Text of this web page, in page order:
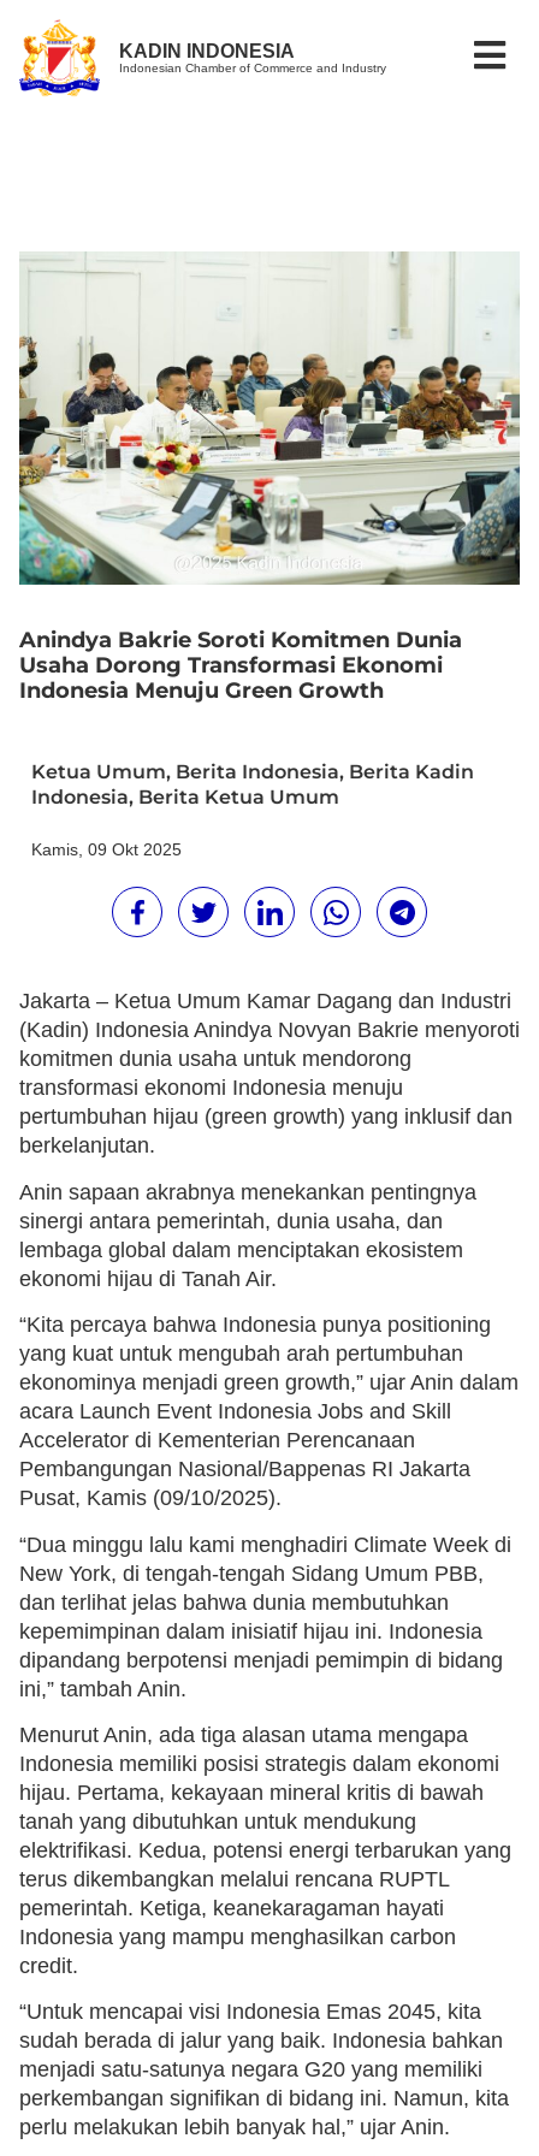
KADIN INDONESIA
Indonesian Chamber of Commerce and Industry
Anindya Bakrie Soroti Komitmen Dunia
Usaha Dorong Transformasi Ekonomi
Indonesia Menuju Green Growth
Ketua Umum, Berita Indonesia, Berita Kadin
Indonesia, Berita Ketua Umum
Kamis, 09 Okt 2025
Jakarta – Ketua Umum Kamar Dagang dan Industri
(Kadin) Indonesia Anindya Novyan Bakrie menyoroti
komitmen dunia usaha untuk mendorong
transformasi ekonomi Indonesia menuju
pertumbuhan hijau (green growth) yang inklusif dan
berkelanjutan.
Anin sapaan akrabnya menekankan pentingnya
sinergi antara pemerintah, dunia usaha, dan
lembaga global dalam menciptakan ekosistem
ekonomi hijau di Tanah Air.
“Kita percaya bahwa Indonesia punya positioning
yang kuat untuk mengubah arah pertumbuhan
ekonominya menjadi green growth,” ujar Anin dalam
acara Launch Event Indonesia Jobs and Skill
Accelerator di Kementerian Perencanaan
Pembangungan Nasional/Bappenas RI Jakarta
Pusat, Kamis (09/10/2025).
“Dua minggu lalu kami menghadiri Climate Week di
New York, di tengah-tengah Sidang Umum PBB,
dan terlihat jelas bahwa dunia membutuhkan
kepemimpinan dalam inisiatif hijau ini. Indonesia
dipandang berpotensi menjadi pemimpin di bidang
ini,” tambah Anin.
Menurut Anin, ada tiga alasan utama mengapa
Indonesia memiliki posisi strategis dalam ekonomi
hijau. Pertama, kekayaan mineral kritis di bawah
tanah yang dibutuhkan untuk mendukung
elektrifikasi. Kedua, potensi energi terbarukan yang
terus dikembangkan melalui rencana RUPTL
pemerintah. Ketiga, keanekaragaman hayati
Indonesia yang mampu menghasilkan carbon
credit.
“Untuk mencapai visi Indonesia Emas 2045, kita
sudah berada di jalur yang baik. Indonesia bahkan
menjadi satu-satunya negara G20 yang memiliki
perkembangan signifikan di bidang ini. Namun, kita
perlu melakukan lebih banyak hal,” ujar Anin.